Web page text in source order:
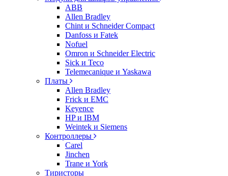
ABB
Allen Bradley
Chint и Schneider Compact
Danfoss и Fatek
Nofuel
Omron и Schneider Electric
Sick и Teco
Telemecanique и Yaskawa
Платы
Allen Bradley
Frick и EMC
Keyence
HP и IBM
Weintek и Siemens
Контроллеры
Carel
Jinchen
Trane и York
Тиристоры